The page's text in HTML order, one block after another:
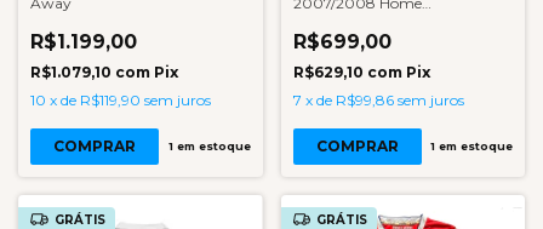
R$1.199,00
R$1.079,10 com Pix
10 x de R$119,90 sem juros
COMPRAR 1em estoque
R$699,00
R$629,10 com Pix
7 x de R$99,86 sem juros
COMPRAR 1 em estoque
GRÁTIS GRÁTIS